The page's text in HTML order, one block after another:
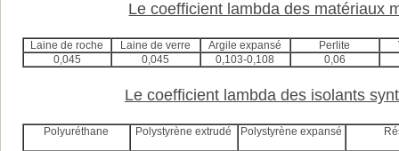
Le coefficient lambda des matériaux
Laine de roche Laine de verre Argile expansé Perlite
0,045
0,045 0,103-0,108 0,06
Le coefficient lambda des isolants
Polyuréthane Polystyrène extrudé Polystyrène expansé